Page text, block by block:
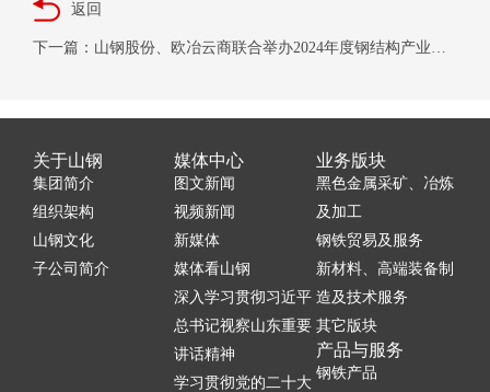
返回
下一篇：山钢股份、欧冶云商联合举办2024年度钢结构产业供需对接会
关于山钢
集团简介
组织架构
山钢文化
子公司简介
媒体中心
图文新闻
视频新闻
新媒体
媒体看山钢
深入学习贯彻习近平
总书记视察山东重要
讲话精神
学习贯彻党的二十大
业务版块
黑色金属采矿、冶炼
及加工
钢铁贸易及服务
新材料、高端装备制
造及技术服务
其它版块
产品与服务
钢铁产品